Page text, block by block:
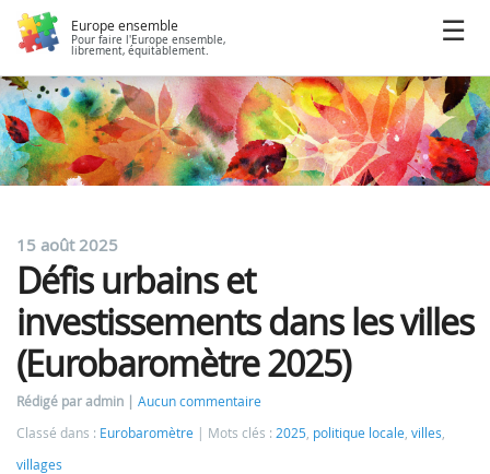
Europe ensemble
Pour faire l'Europe ensemble,
librement, équitablement.
15 août 2025
Défis urbains et
investissements dans les villes
(Eurobaromètre 2025)
Rédigé par admin
Aucun commentaire
Classé dans : Eurobaromètre Mots clés : 2025, politique locale, villes,
villages